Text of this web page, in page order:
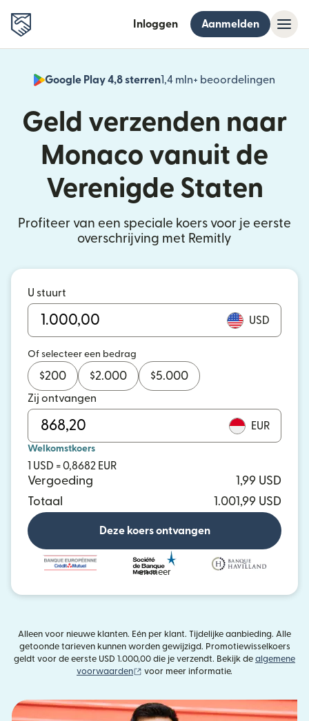
Inloggen Aanmelden
Google Play 4,8 sterren1,4 mln+ beoordelingen
Geld verzenden naar
Monaco vanuit de
Verenigde Staten
Profiteer van een speciale koers voor je eerste
overschrijving met Remitly
U stuurt
USD
Of selecteer een bedrag
$200 $2.000 $5.000
Zij ontvangen
EUR
Welkomstkoers
1 USD = 0,8682 EUR
Vergoeding
1,99 USD
Totaal
1.001,99 USD
Deze koers ontvangen
en meer
Alleen voor nieuwe klanten. Eén per klant. Tijdelijke aanbieding. Alle
getoonde tarieven kunnen worden gewijzigd. Promotiewisselkoers
geldt voor de eerste USD 1.000,00 die je verzendt. Bekijk de algemene
voorwaarden
(wordt geopend in een nieuw venster)
voor meer informatie.